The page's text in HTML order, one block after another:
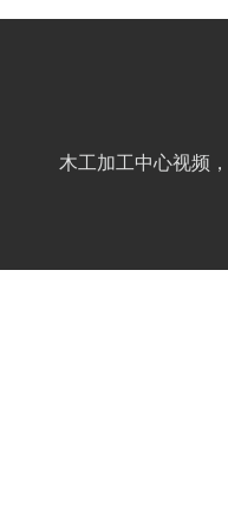
木工加工中心视频